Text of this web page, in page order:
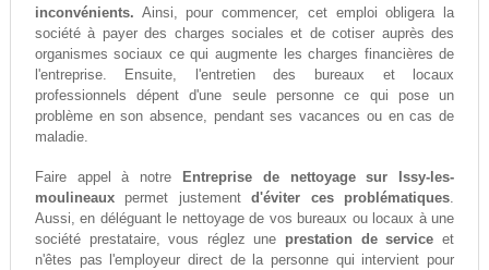
inconvénients. Ainsi, pour commencer, cet emploi obligera la
société à payer des charges sociales et de cotiser auprès des
organismes sociaux ce qui augmente les charges financières de
l'entreprise. Ensuite, l'entretien des bureaux et locaux
professionnels dépent d'une seule personne ce qui pose un
problème en son absence, pendant ses vacances ou en cas de
maladie.
Faire appel à notre
Entreprise de nettoyage sur Issy-les-
moulineauxpermet justementd'éviter ces problématiques.
Aussi, en déléguant le nettoyage de vos bureaux ou locaux à une
société prestataire, vous réglez une prestation de service et
n'êtes pas l'employeur direct de la personne qui intervient pour